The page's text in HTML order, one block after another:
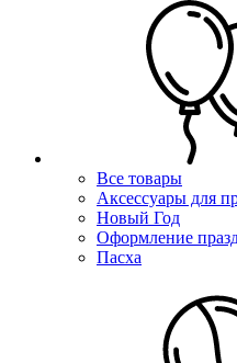
Все товары
Аксессуары для
Новый Год
Оформление
Пасха